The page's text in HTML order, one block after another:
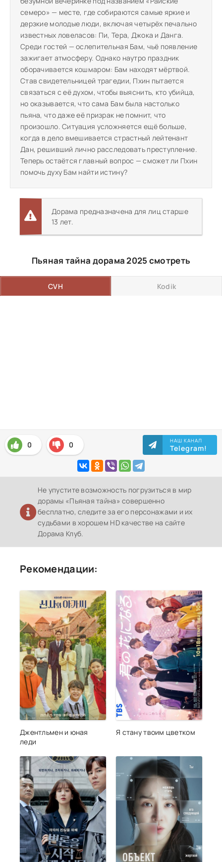
семеро» — месте, где собираются самые яркие и
дерзкие молодые люди, включая четырёх печально
известных ловеласов: Пи, Тера, Джока и Данга.
Среди гостей — ослепительная Бам, чьё появление
зажигает атмосферу. Однако наутро праздник
оборачивается кошмаром: Бам находят мёртвой.
Став свидетельницей трагедии, Пхин пытается
связаться с её духом, чтобы выяснить, кто убийца,
но оказывается, что сама Бам была настолько
пьяна, что даже её призрак не помнит, что
произошло. Ситуация усложняется ещё больше,
когда в дело вмешивается страстный лейтенант
Дан, решивший лично расследовать преступление.
Теперь остаётся главный вопрос — сможет ли Пхин
помочь духу Бам найти истину?
Дорама предназначена для лиц старше
13 лет.
Пьяная тайна дорама 2025 смотреть
CVH Kodik
0 0 НАШ КАНАЛ
Telegram!
Не упустите возможность погрузиться в мир
дорамы «Пьяная тайна» совершенно
бесплатно, следите за его персонажами и их
судьбами в хорошем HD качестве на сайте
Дорама Клуб.
Рекомендации:
Джентльмен и юная
леди
Я стану твоим цветком